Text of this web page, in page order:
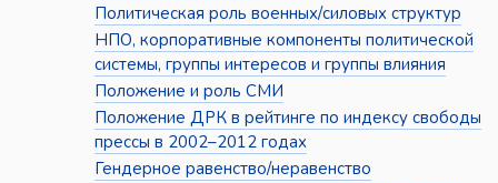
Политическая роль военных/силовых структур
НПО, корпоративные компоненты политической
системы, группы интересов и группы влияния
Положение и роль СМИ
Положение ДРК в рейтинге по индексу свободы
прессы в 2002–2012 годах
Гендерное равенство/неравенство